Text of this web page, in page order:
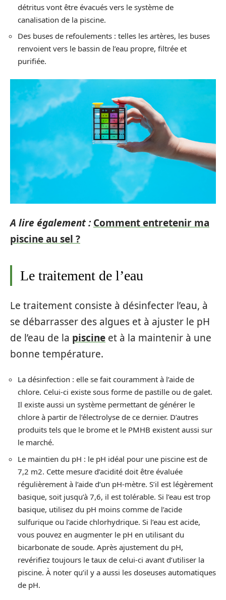
détritus vont être évacués vers le système de
canalisation de la piscine.
Des buses de refoulements : telles les artères, les buses
renvoient vers le bassin de l’eau propre, filtrée et
purifiée.
A lire également : Comment entretenir ma
piscine au sel ?
Le traitement de l’eau
Le traitement consiste à désinfecter l’eau, à
se débarrasser des algues et à ajuster le pH
de l’eau de la piscine et à la maintenir à une
bonne température.
La désinfection : elle se fait couramment à l’aide de
chlore. Celui-ci existe sous forme de pastille ou de galet.
Il existe aussi un système permettant de générer le
chlore à partir de l’électrolyse de ce dernier. D’autres
produits tels que le brome et le PMHB existent aussi sur
le marché.
Le maintien du pH : le pH idéal pour une piscine est de
7,2 m2. Cette mesure d’acidité doit être évaluée
régulièrement à l’aide d’un pH-mètre. S’il est légèrement
basique, soit jusqu’à 7,6, il est tolérable. Si l’eau est trop
basique, utilisez du pH moins comme de l’acide
sulfurique ou l’acide chlorhydrique. Si l’eau est acide,
vous pouvez en augmenter le pH en utilisant du
bicarbonate de soude. Après ajustement du pH,
revérifiez toujours le taux de celui-ci avant d’utiliser la
piscine. À noter qu’il y a aussi les doseuses automatiques
de pH.